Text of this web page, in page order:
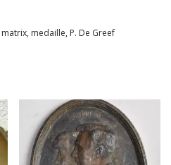
matrix, medaille, P. De Greef